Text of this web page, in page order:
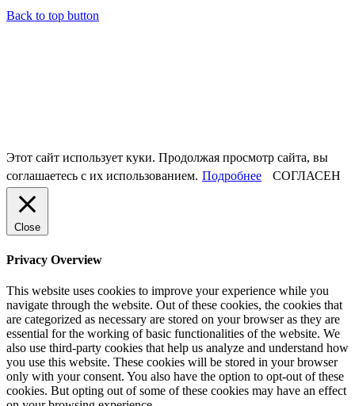
Back to top button
Этот сайт использует куки. Продолжая просмотр сайта, вы
соглашаетесь с их использованием. Подробнее СОГЛАСЕН
Close
Privacy Overview
This website uses cookies to improve your experience while you
navigate through the website. Out of these cookies, the cookies that
are categorized as necessary are stored on your browser as they are
essential for the working of basic functionalities of the website. We
also use third-party cookies that help us analyze and understand how
you use this website. These cookies will be stored in your browser
only with your consent. You also have the option to opt-out of these
cookies. But opting out of some of these cookies may have an effect